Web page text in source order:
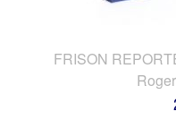
FRISON